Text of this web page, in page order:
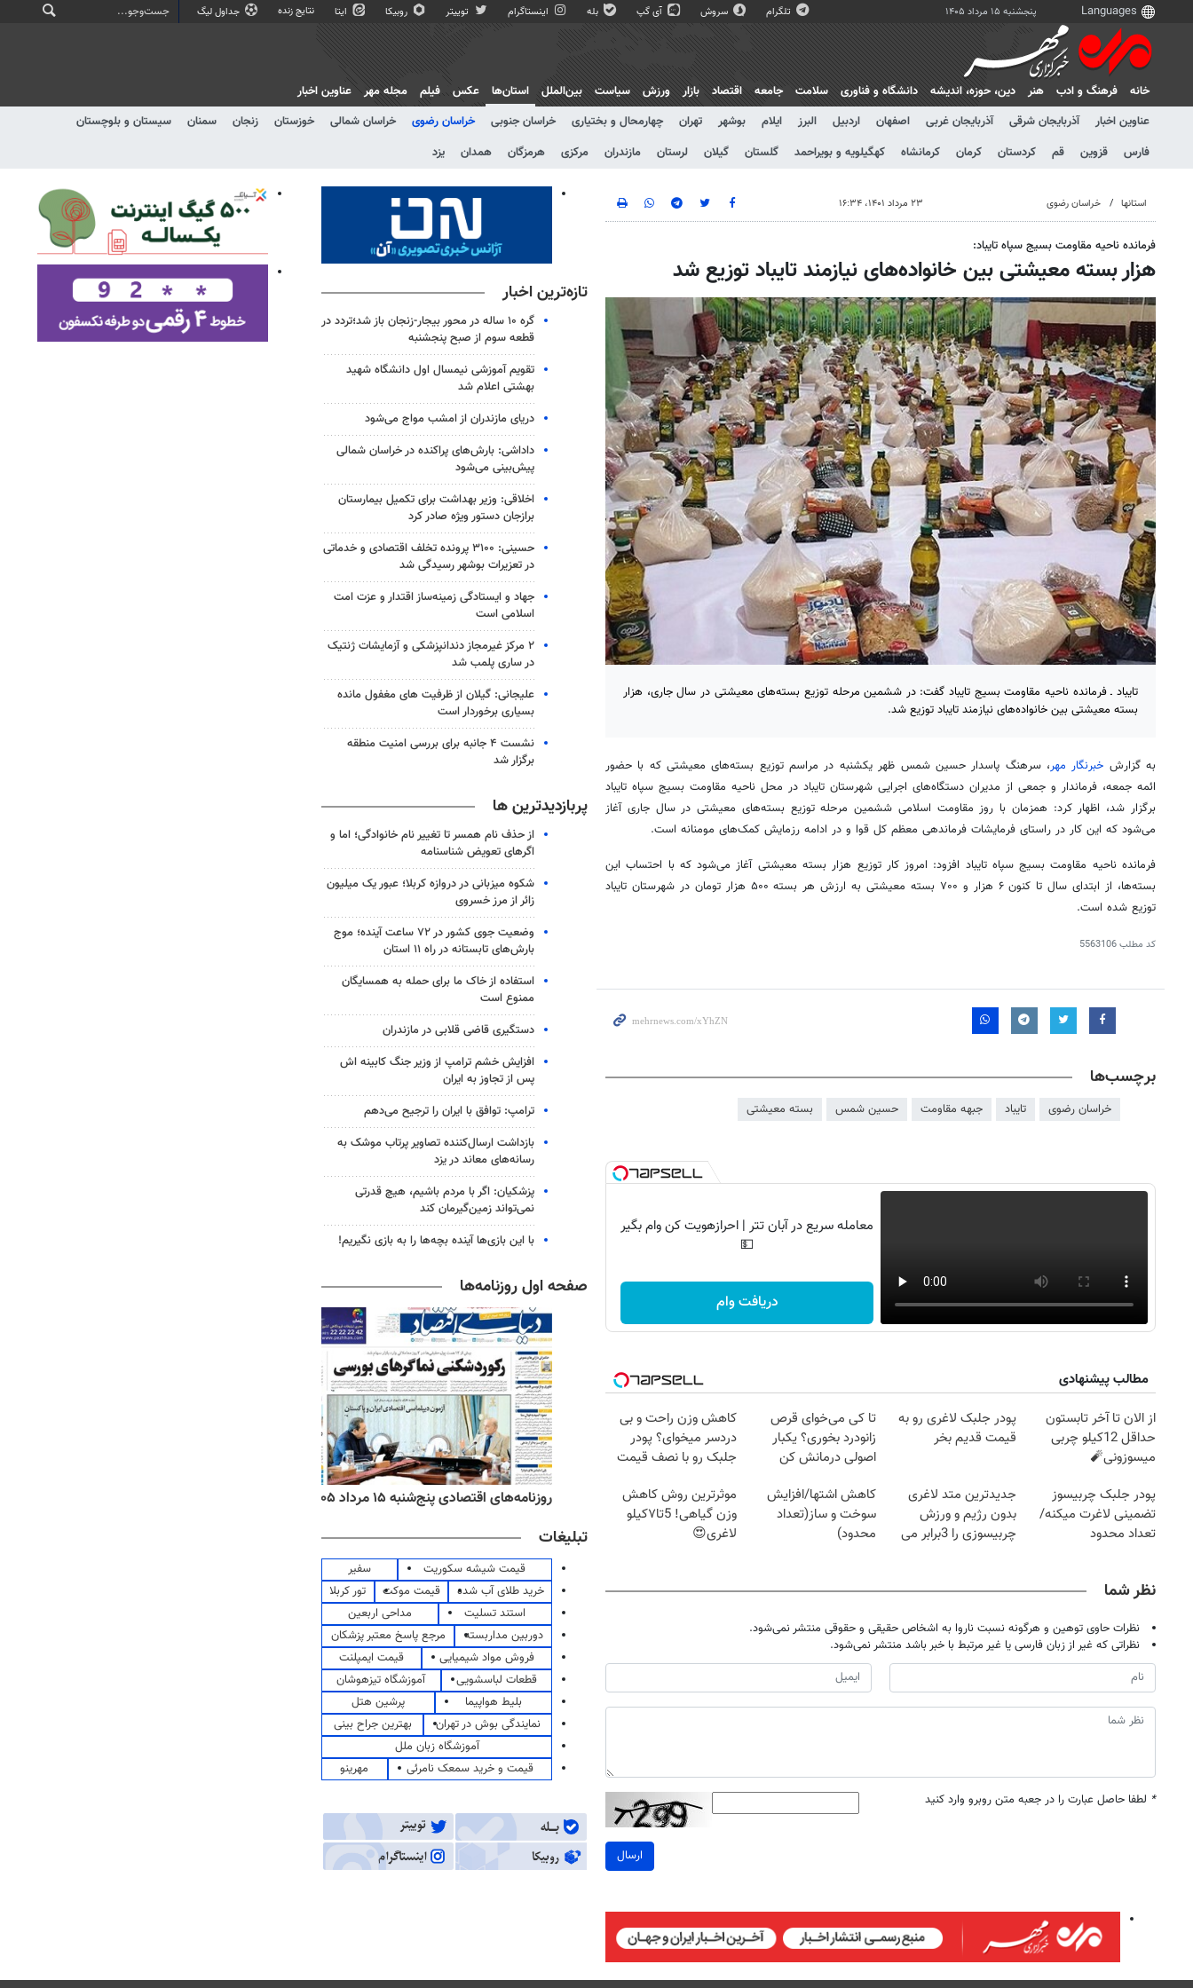
پنجشنبه ۱۵ مرداد ۱۴۰۵ تلگرام سروش آی گپ بله اینستاگرام توییتر روبیکا ایتا نتایج زنده جداول لیگ
خانه فرهنگ و ادب هنر دين، حوزه، انديشه دانشگاه و فناوری سلامت جامعه اقتصاد بازار ورزش سیاست بین‌الملل
استان‌ها
عناوین اخبار
آذربایجان شرقی آذربایجان غربی اصفهان اردبیل البرز ایلام بوشهر تهران چهارمحال و بختیاری خراسان جنوبی خراسان رضوی خراسان شمالی خوزستان زنجان سمنان
سیستان و بلوچستان
فارس
قزوین قم کردستان کرمان کرمانشاه کهگیلویه و بویراحمد گلستان گیلان لرستان مازندران مرکزی هرمزگان همدان یزد
عکس فیلم مجله مهر عناوین اخبار
استانها خراسان رضوی ۲۳ مرداد ۱۴۰۱، ۱۶:۳۴
فرمانده ناحیه مقاومت بسیج سپاه تایباد:
هزار بسته معیشتی بین خانواده‌های نیازمند تایباد توزیع شد
تایباد ـ فرمانده ناحیه مقاومت بسیج تایباد گفت: در ششمین مرحله توزیع بسته‌های معیشتی در سال جاری، هزار
بسته معیشتی بین خانواده‌های نیازمند تایباد توزیع شد.
به گزارش خبرنگار مهر، سرهنگ پاسدار حسین شمس ظهر یکشنبه در مراسم توزیع بسته‌های معیشتی که با حضور
ائمه جمعه، فرماندار و جمعی از مدیران دستگاه‌های اجرایی شهرستان تایباد در محل ناحیه مقاومت بسیج سپاه تایباد
برگزار شد، اظهار کرد: همزمان با روز مقاومت اسلامی ششمین مرحله توزیع بسته‌های معیشتی در سال جاری آغاز
می‌شود که این کار در راستای فرمایشات فرماندهی معظم کل قوا و در ادامه رزمایش کمک‌های مومنانه است.
فرمانده ناحیه مقاومت بسیج سپاه تایباد افزود: امروز کار توزیع هزار بسته معیشتی آغاز می‌شود که با احتساب این
بسته‌ها، از ابتدای سال تا کنون ۶ هزار و ۷۰۰ بسته معیشتی به ارزش هر بسته ۵۰۰ هزار تومان در شهرستان تایباد
توزیع شده است.
کد مطلب5563106
برچسب‌ها
خراسان رضوی تایباد جبهه مقاومت حسین شمس بسته معیشتی
معامله سریع در آبان تتر | احرازهویت کن وام بگیر
💵
دریافت وام
مطالب پیشنهادی
از الان تا آخر تابستون
حداقل 12کیلو چربی
میسوزونی🧨
پودر جلبک لاغری رو به
قیمت قدیم بخر
تا کی می‌خوای قرص
زانودرد بخوری؟ یکبار
اصولی درمانش کن
کاهش وزن راحت و بی
دردسر میخوای؟ پودر
جلبک رو با نصف قیمت
پودر جلبک چربیسوز
تضمینی لاغرت میکنه/
تعداد محدود
جدیدترین متد لاغری
بدون رژیم و ورزش
چربیسوزی را 3برابر می
کاهش اشتها/افزایش
سوخت و ساز(تعداد
محدود)
موثرترین روش کاهش
وزن گیاهی! 5تا۷کیلو
لاغری😍
نظر شما
نظرات حاوی توهین و هرگونه نسبت ناروا به اشخاص حقیقی و حقوقی منتشر نمی‌شود.
نظراتی که غیر از زبان فارسی یا غیر مرتبط با خبر باشد منتشر نمی‌شود.
* لطفا حاصل عبارت را در جعبه متن روبرو وارد کنید
ارسال
تازه‌ترین اخبار
گره ۱۰ ساله در محور بیجار-زنجان باز شد؛تردد در
قطعه سوم از صبح پنجشنبه
تقویم آموزشی نیمسال اول دانشگاه شهید
بهشتی اعلام شد
دریای مازندران از امشب مواج می‌شود
داداشی: بارش‌های پراکنده در خراسان شمالی
پیش‌بینی می‌شود
اخلاقی: وزیر بهداشت برای تکمیل بیمارستان
برازجان دستور ویژه‌ صادر کرد
حسینی: ۳۱۰۰ پرونده تخلف اقتصادی و خدماتی
در تعزیرات بوشهر رسیدگی شد
جهاد و ایستادگی زمینه‌ساز اقتدار و عزت امت
اسلامی است
۲ مرکز غیرمجاز دندانپزشکی و آزمایشات ژنتیک
در ساری پلمب شد
علیجانی: گیلان از ظرفیت های مغفول مانده
بسیاری برخوردار است
نشست ۴ جانبه برای بررسی امنیت منطقه
برگزار شد
پربازدیدترین ها
از حذف نام همسر تا تغییر نام خانوادگی؛ اما و
اگرهای تعویض شناسنامه
شکوه میزبانی در دروازه کربلا؛ عبور یک میلیون
زائر از مرز خسروی
وضعیت جوی کشور در ۷۲ ساعت آینده؛ موج
بارش‌های تابستانه در راه ۱۱ استان
استفاده از خاک ما برای حمله به همسایگان
ممنوع است
دستگیری قاضی قلابی در مازندران
افزایش خشم ترامپ از وزیر جنگ کابینه اش
پس از تجاوز به ایران
ترامپ: توافق با ایران را ترجیح می‌دهم
بازداشت ارسال‌کننده تصاویر پرتاب موشک به
رسانه‌های معاند در یزد
پزشکیان: اگر با مردم باشیم، هیچ قدرتی
نمی‌تواند زمین‌گیرمان کند
با این بازی‌ها آینده بچه‌ها را به بازی نگیریم!
صفحه اول روزنامه‌ها
روزنامه‌های اقتصادی چهارشنبه ۱۴ مرداد ۱۴۰۵ روزنامه‌های ورزشی پنج‌شنبه ۱۵ مرداد ۱۴۰۵ روزنامه‌های اقتصادی پنج‌شنبه ۱۵ مرداد ۱۴۰۵
تبلیغات
قیمت شیشه سکوریت
سفیر
خرید طلای آب شده
قیمت موکت
تور کربلا
استند تسلیت
مداحی اربعین
دوربین مداربسته
مرجع پاسخ معتبر پزشکان
فروش مواد شیمیایی
قیمت ایمپلنت
قطعات لباسشویی
آموزشگاه تیزهوشان
بلیط هواپیما
پرشین هتل
نمایندگی بوش در تهران
بهترین جراح بینی
آموزشگاه زبان ملل
قیمت و خرید سمعک نامرئی
مهرینو